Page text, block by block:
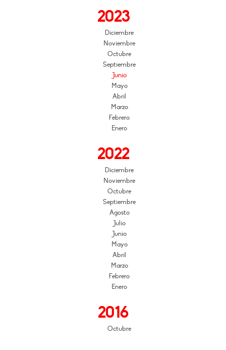
2023
Diciembre
Noviembre
Octubre
Septiembre
Junio
Mayo
Abril
Marzo
Febrero
Enero
2022
Diciembre
Noviembre
Octubre
Septiembre
Agosto
Julio
Junio
Mayo
Abril
Marzo
Febrero
Enero
2016
Octubre